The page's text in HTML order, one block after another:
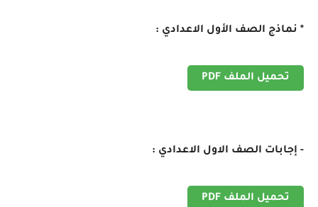
* نماذج الصف الأول الاعدادي :
تحميل الملف PDF
- إجابات الصف الاول الاعدادي :
تحميل الملف PDF